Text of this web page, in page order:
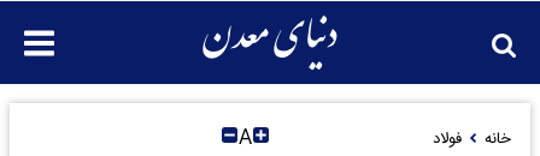
خانه فولاد A